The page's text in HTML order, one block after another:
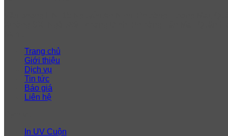
Trang chủ
Giới thiệu
Dịch vụ
Tin tức
Báo giá
Liên hệ
In UV Cuộn